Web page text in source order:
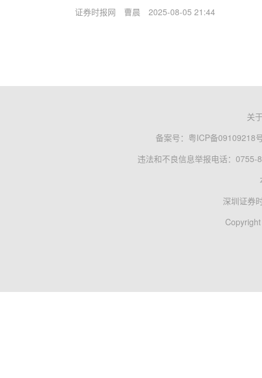
证券时报网 曹晨 2025-08-05 21:44
关
备案号： 粤ICP备09109218
违法和不良信息举报电话：0755-
深圳证券